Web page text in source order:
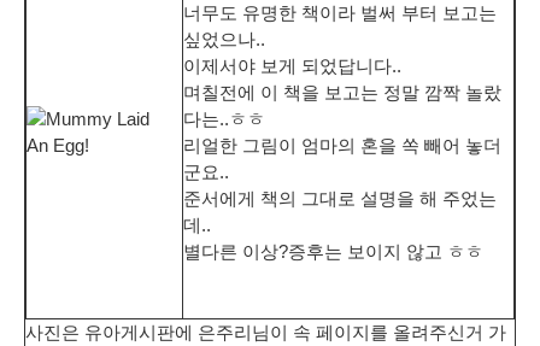
너무도 유명한 책이라 벌써 부터 보고는
싶었으나..
이제서야 보게 되었답니다..
며칠전에 이 책을 보고는 정말 깜짝 놀랐
다는..ㅎㅎ
리얼한 그림이 엄마의 혼을 쏙 빼어 놓더
군요..
준서에게 책의 그대로 설명을 해 주었는
데..
별다른 이상?증후는 보이지 않고 ㅎㅎ
사진은 유아게시판에 은주리님이 속 페이지를 올려주신거 가